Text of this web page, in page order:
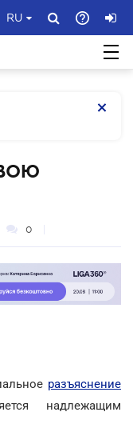
RU
0
разъяснение
надлежащим